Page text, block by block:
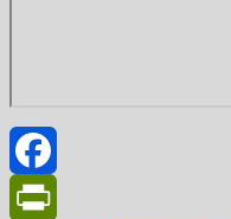
Facebook